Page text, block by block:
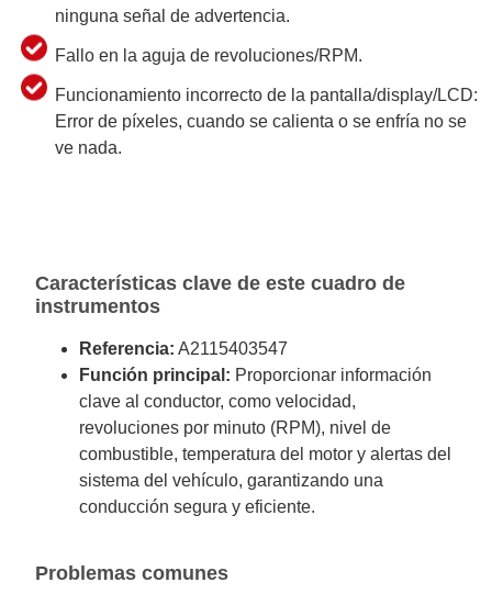
ninguna señal de advertencia.
Fallo en la aguja de revoluciones/RPM.
Funcionamiento incorrecto de la pantalla/display/LCD:
Error de píxeles, cuando se calienta o se enfría no se
ve nada.
Características clave de este cuadro de
instrumentos
Referencia: A2115403547
Función principal: Proporcionar información
clave al conductor, como velocidad,
revoluciones por minuto (RPM), nivel de
combustible, temperatura del motor y alertas del
sistema del vehículo, garantizando una
conducción segura y eficiente.
Problemas comunes